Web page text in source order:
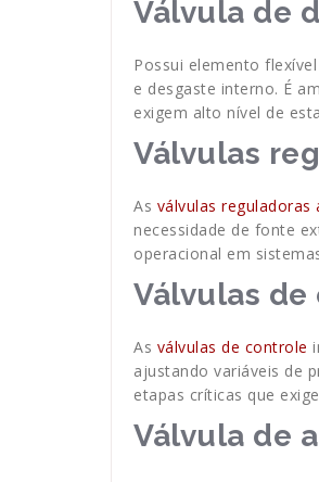
Válvula de
Possui elemento
e desgaste interno. É
exigem alto nível de
Válvulas
As válvulas reguladoras
necessidade de fonte
operacional em
Válvulas
As válvulas de controle
ajustando variáveis de
etapas críticas que
Válvula de